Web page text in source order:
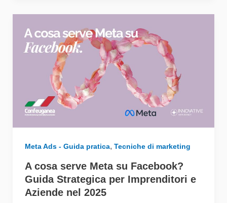
Meta Ads - Guida pratica, Tecniche di marketing
A cosa serve Meta su Facebook?
Guida Strategica per Imprenditori e
Aziende nel 2025